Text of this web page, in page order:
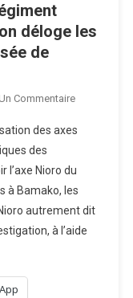
déloge les
de
CommentaireSur
Du
Le
42ème
Régiment
D’éclairage
des axes
des
l’axe Nioro du
à Bamako, les
autrement dit
à l’aide